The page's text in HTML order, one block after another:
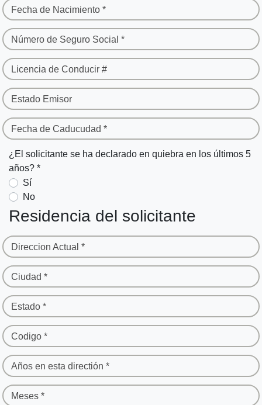
Fecha de Nacimiento *
Número de Seguro Social *
Licencia de Conducir #
Estado Emisor
Fecha de Caducudad *
¿El solicitante se ha declarado en quiebra en los últimos 5
años? *
Sí
No
Residencia del solicitante
Direccion Actual *
Ciudad *
Estado *
Codigo *
Años en esta directión *
Meses *